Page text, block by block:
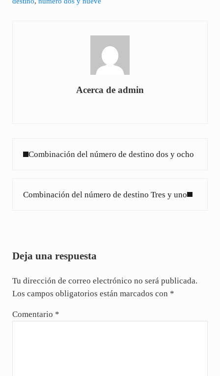
Acerca de admin
Combinación del número de destino dos y ocho
Combinación del número de destino Tres y uno
Deja una respuesta
Tu dirección de correo electrónico no será publicada.
Los campos obligatorios están marcados con *
Comentario *